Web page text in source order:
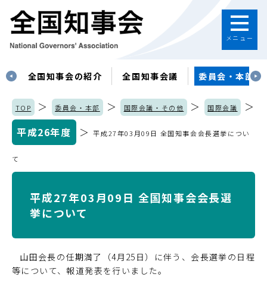
メニュー
全国知事会の紹介 全国知事会議 委員会・本部
TOP ＞ 委員会・本部 ＞ 国際会議・その他 ＞ 国際会議
＞
平成26年度
＞平成27年03月09日 全国知事会会長選挙につい
て
平成27年03月09日 全国知事会会長選
挙について
山田会長の任期満了（4月25日）に伴う、会長選挙の日程
等について、報道発表を行いました。